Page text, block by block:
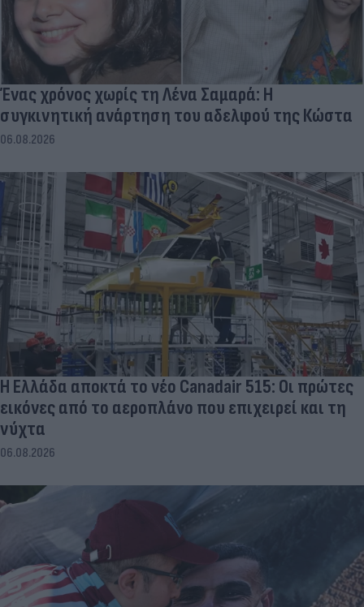
Ένας χρόνος χωρίς τη Λένα Σαμαρά: Η
συγκινητική ανάρτηση του αδελφού της Κώστα
06.08.2026
Η Ελλάδα αποκτά το νέο Canadair 515: Οι πρώτες
εικόνες από το αεροπλάνο που επιχειρεί και τη
νύχτα
06.08.2026